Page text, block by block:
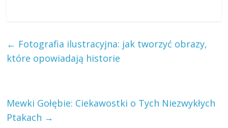
← Fotografia ilustracyjna: jak tworzyć obrazy,
które opowiadają historie
Mewki Gołębie: Ciekawostki o Tych Niezwykłych
Ptakach →